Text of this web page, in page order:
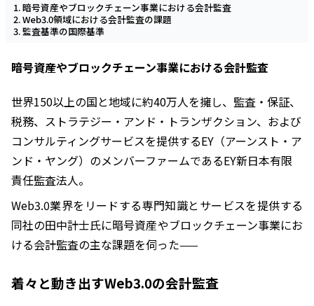
暗号資産やブロックチェーン事業における会計監査
Web3.0領域における会計監査の課題
監査基準の国際基準
暗号資産やブロックチェーン事業における会計監査
世界150以上の国と地域に約40万人を擁し、監査・保証、
税務、ストラテジー・アンド・トランザクション、および
コンサルティングサービスを提供するEY（アーンスト・ア
ンド・ヤング）のメンバーファームであるEY新日本有限
責任監査法人。
Web3.0業界をリードする専門知識とサービスを提供する
同社の田中計士氏に暗号資産やブロックチェーン事業にお
ける会計監査の主な課題を伺った——
着々と動き出すWeb3.0の会計監査